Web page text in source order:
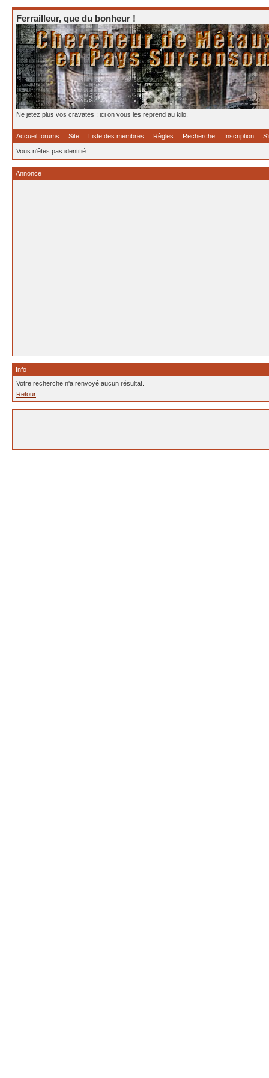
Ferrailleur, que du bonheur !
Ne jetez plus vos cravates : ici on vous les reprend au kilo.
Accueil forums Site Liste des membres Règles Recherche Inscription
Vous n'êtes pas identifié.
Annonce
Info
Votre recherche n'a renvoyé aucun résultat.
Retour